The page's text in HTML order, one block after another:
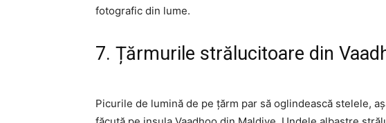
fotografic din lume.
7. Țărmurile strălucitoare din
Picurile de lumină de pe țărm par să oglindească stelele,